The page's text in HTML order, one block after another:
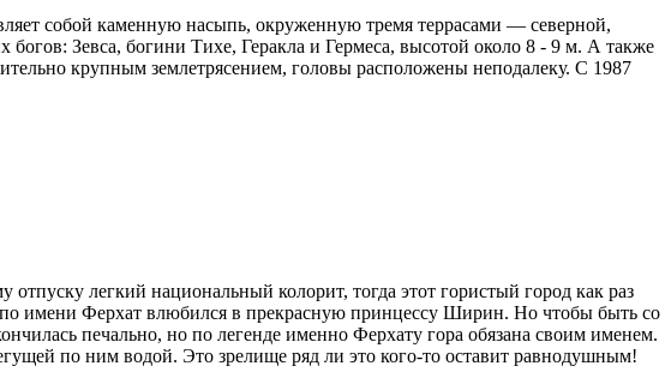
собой каменную насыпь, окруженную тремя террасами — северной,
богов: Зевса, богини Тихе, Геракла и Гермеса, высотой около 8 - 9 м. А также
крупным землетрясением, головы расположены неподалеку. С 1987
легкий национальный колорит, тогда этот гористый город как раз
имени Ферхат влюбился в прекрасную принцессу Ширин. Но чтобы быть со
печально, но по легенде именно Ферхату гора обязана своим именем.
по ним водой. Это зрелище ряд ли это кого-то оставит равнодушным!